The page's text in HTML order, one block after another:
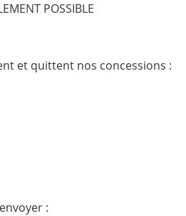
POSSIBLE
et quittent nos concessions :
: